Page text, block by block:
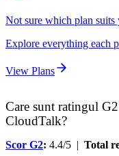
Not sure which plan suits
Explore everything each
View Plans
Care sunt ratingul
CloudTalk?
Scor G2: 4.4/5 | Total